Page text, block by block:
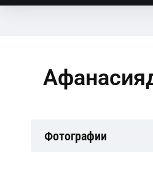
Фотографии